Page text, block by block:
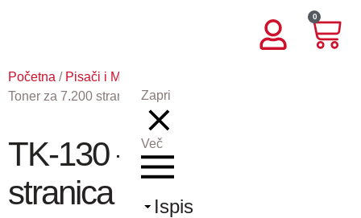
0
Zapri
Več
Ispis
Početna / Pisači i MFP
Toner za 7.200 stranica
TK-130 – Toner za 7.200
stranica